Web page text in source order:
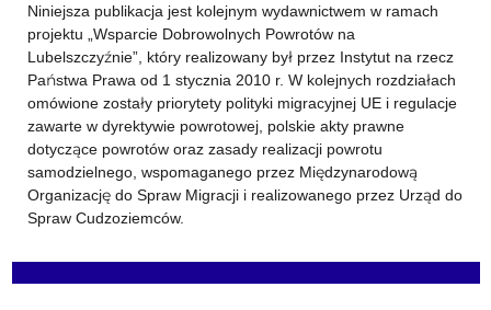
Niniejsza publikacja jest kolejnym wydawnictwem w ramach
projektu „Wsparcie Dobrowolnych Powrotów na
Lubelszczyźnie”, który realizowany był przez Instytut na rzecz
Państwa Prawa od 1 stycznia 2010 r. W kolejnych rozdziałach
omówione zostały priorytety polityki migracyjnej UE i regulacje
zawarte w dyrektywie powrotowej, polskie akty prawne
dotyczące powrotów oraz zasady realizacji powrotu
samodzielnego, wspomaganego przez Międzynarodową
Organizację do Spraw Migracji i realizowanego przez Urząd do
Spraw Cudzoziemców.